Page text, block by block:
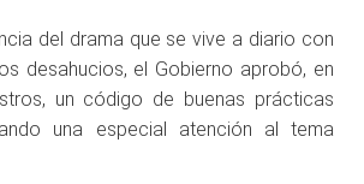
del drama que se vive a diario con
desahucios, el Gobierno aprobó, en
un código de buenas prácticas
una especial atención al tema